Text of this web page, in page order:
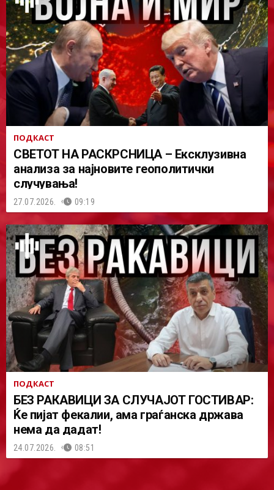
ПОДКАСТ
СВЕТОТ НА РАСКРСНИЦА – Ексклузивна
анализа за најновите геополитички
случувања!
27.07.2026. 09:19
ПОДКАСТ
БЕЗ РАКАВИЦИ ЗА СЛУЧАЈОТ ГОСТИВАР:
Ќе пијат фекалии, ама граѓанска држава
нема да дадат!
24.07.2026. 08:51